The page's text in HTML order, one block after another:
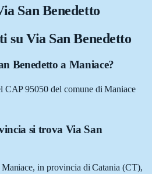
San Benedetto
su Via San Benedetto
Benedetto a Maniace?
CAP 95050 del comune di Maniace
si trova Via San
in provincia di Catania (CT),